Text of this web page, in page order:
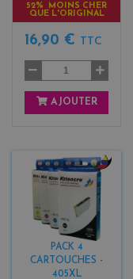
52% MOINS CHER
QUE L'ORIGINAL
16,90 € TTC
AJOUTER
PACK 4
CARTOUCHES -
405XL
b
a
k
+